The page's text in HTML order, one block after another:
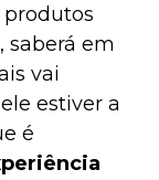
saberá em
vai
estiver a
é